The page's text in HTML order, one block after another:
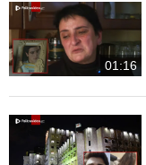
01:16